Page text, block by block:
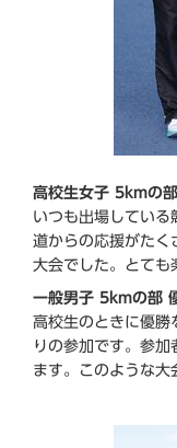
高校生女子 5kmの
いつも出場している
道からの応援がたく
大会でした。とても
一般男子 5kmの部
高校生のときに優勝
りの参加です。参加
ます。このような大